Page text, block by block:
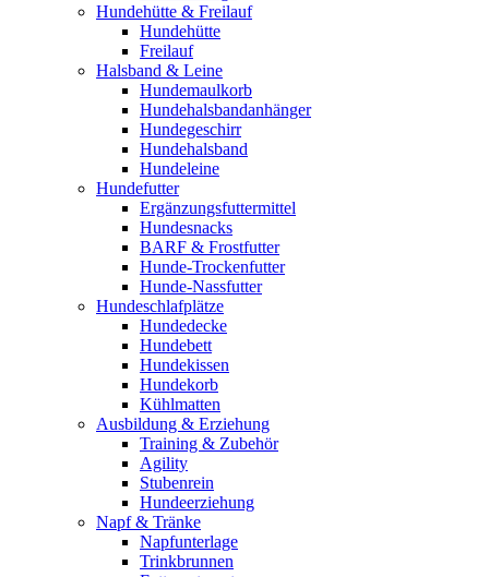
Hundehütte & Freilauf
Hundehütte
Freilauf
Halsband & Leine
Hundemaulkorb
Hundehalsbandanhänger
Hundegeschirr
Hundehalsband
Hundeleine
Hundefutter
Ergänzungsfuttermittel
Hundesnacks
BARF & Frostfutter
Hunde-Trockenfutter
Hunde-Nassfutter
Hundeschlafplätze
Hundedecke
Hundebett
Hundekissen
Hundekorb
Kühlmatten
Ausbildung & Erziehung
Training & Zubehör
Agility
Stubenrein
Hundeerziehung
Napf & Tränke
Napfunterlage
Trinkbrunnen